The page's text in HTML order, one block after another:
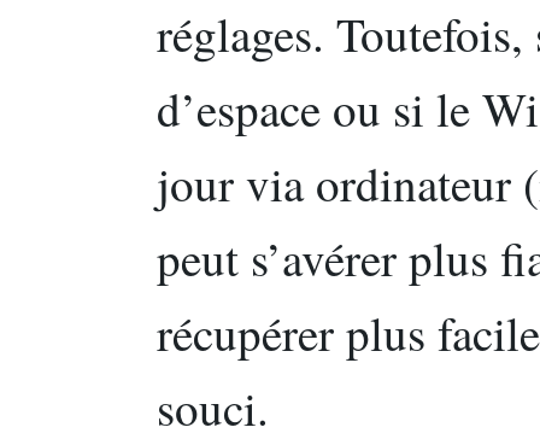
réglages.
d’espace ou si le
jour via ordinateur
peut s’avérer plus
récupérer plus
souci.